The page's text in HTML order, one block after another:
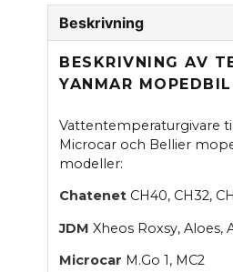
Beskrivning
BESKRIVNING AV
YANMAR MOPEDBIL
Vattentemperaturgivare
Microcar och Bellier
modeller:
Chatenet CH40, CH32,
JDM Xheos Roxsy, Aloes,
Microcar M.Go 1, MC2